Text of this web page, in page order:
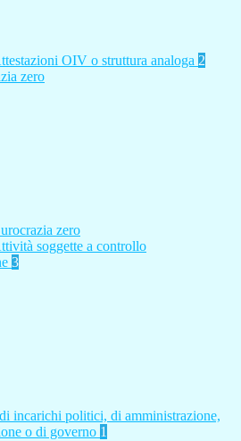
OIV o struttura analoga 2
zero
zero
soggette a controllo
3
incarichi politici, di amministrazione,
o di governo 1